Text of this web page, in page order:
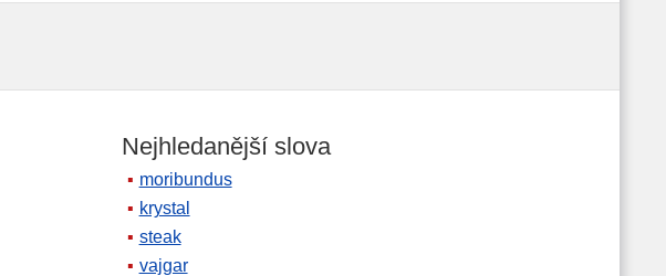
Nejhledanější slova
moribundus
krystal
steak
vajgar